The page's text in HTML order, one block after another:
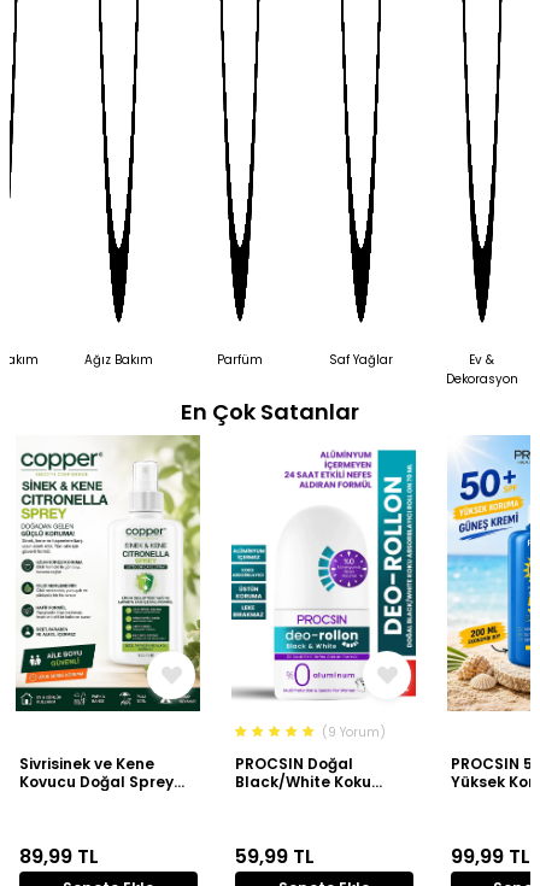
Ağız Bakım Parfüm Saf Yağlar
Ev &
Dekorasyon
En Çok Satanlar
Sivrisinek ve Kene
Kovucu Doğal Sprey
89,99 TL
(9 Yorum)
PROCSIN Doğal
Black/White Koku
59,99TL
PROCSIN
Yüksek
99,99TL